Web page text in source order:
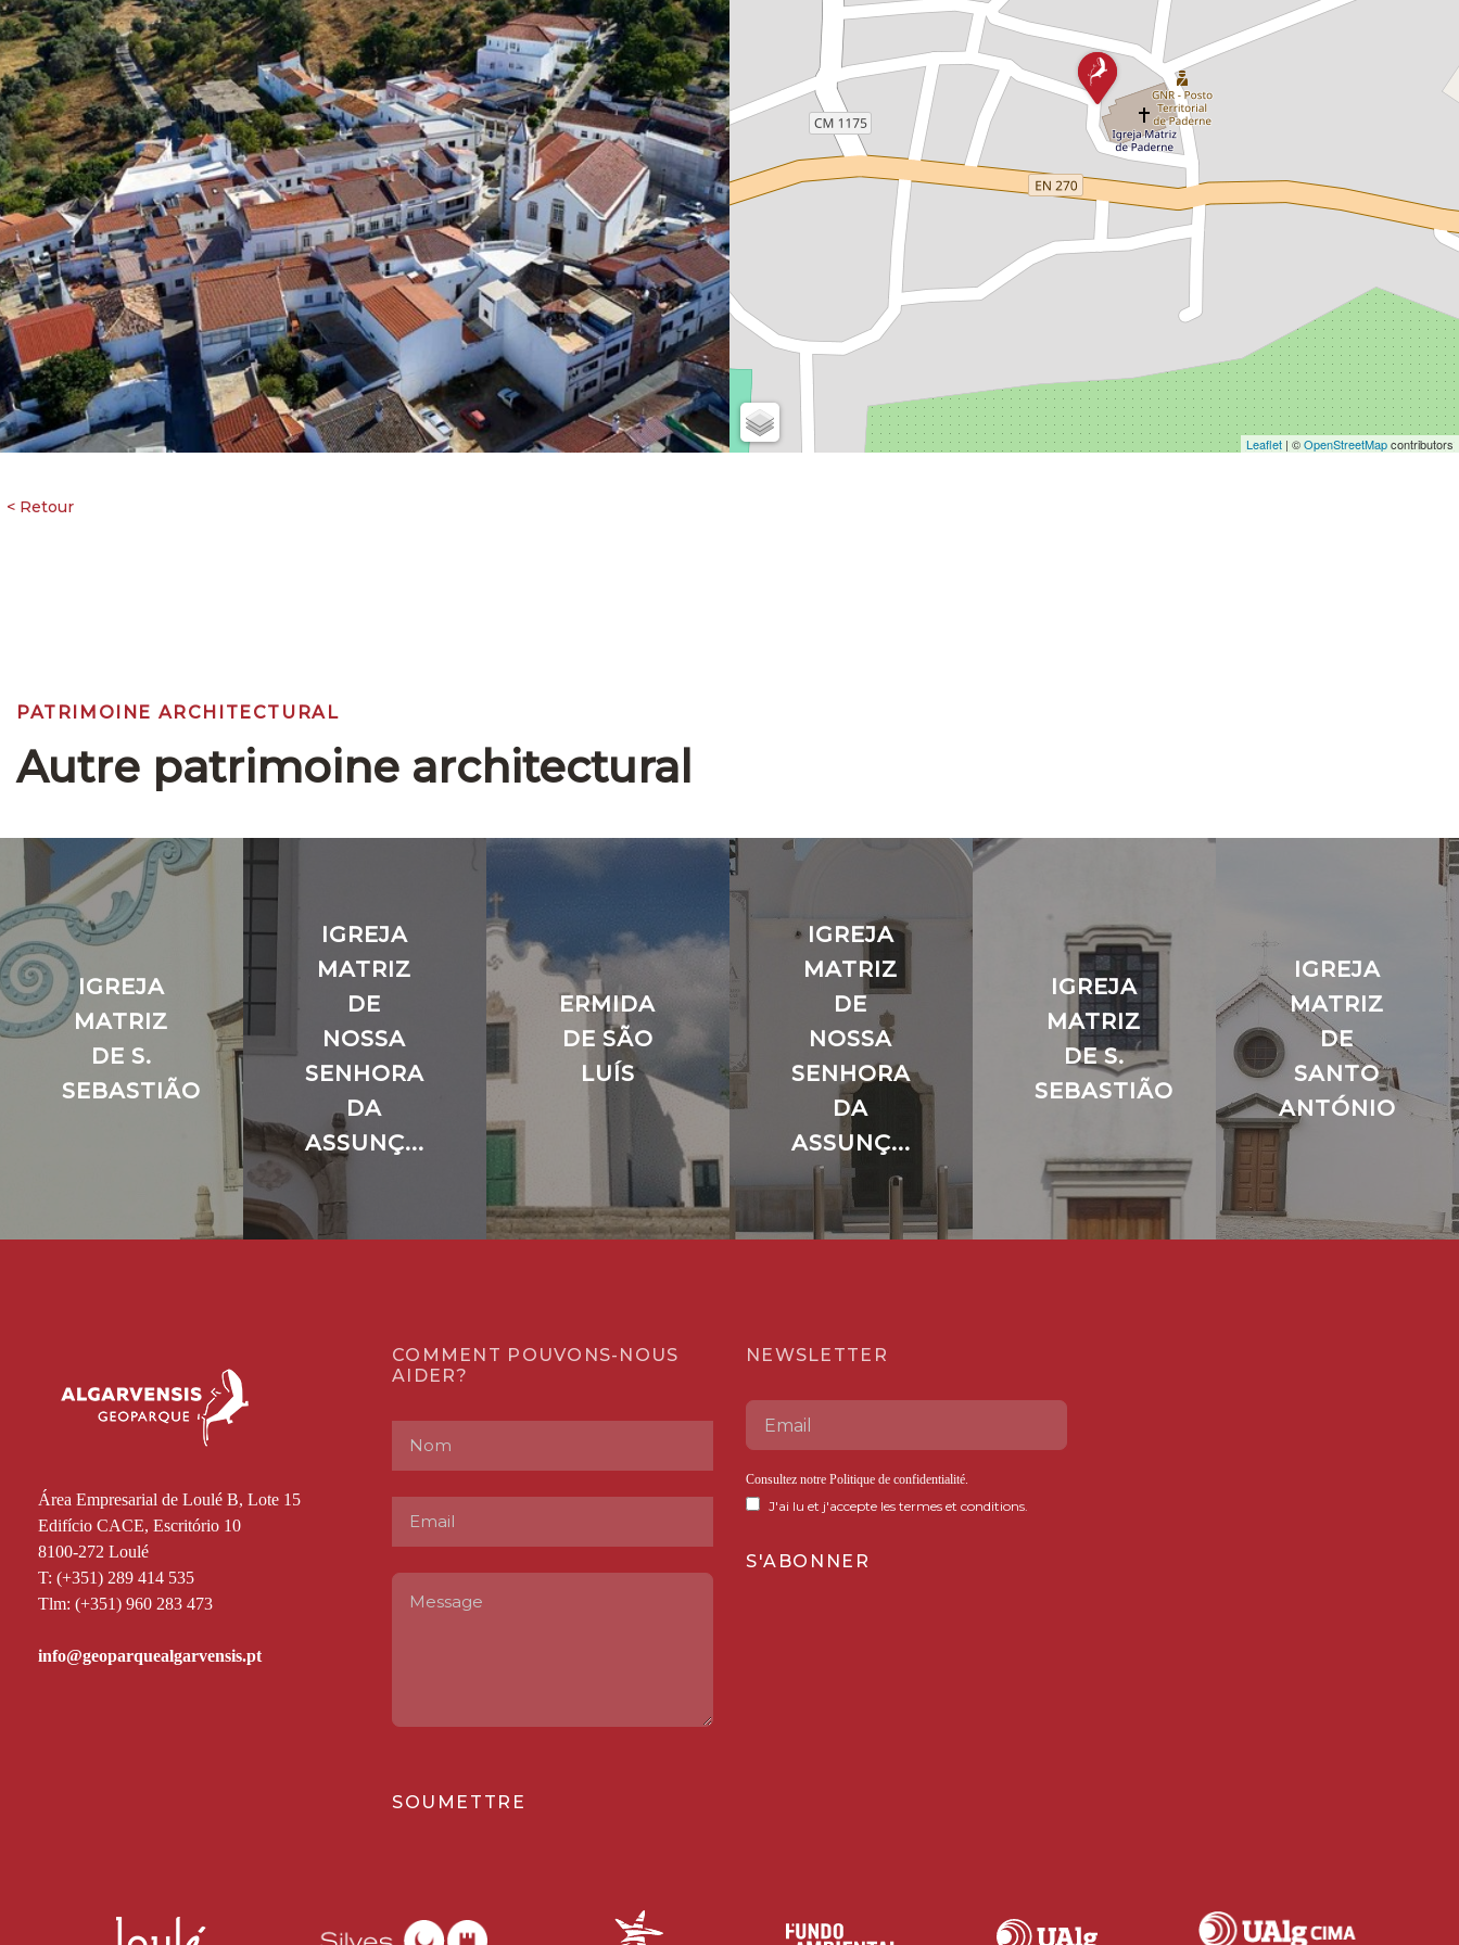
Leaflet | ©OpenStreetMapcontributors
PATRIMOINE ARCHITECTURAL
Autre patrimoine architectural
IGREJA
MATRIZ
DE S.
SEBASTIÃO
IGREJA
MATRIZ
DE
NOSSA
SENHORA
DA
ASSUNÇ...
ERMIDA
DE SÃO
LUÍS
IGREJA
MATRIZ
DE
NOSSA
SENHORA
DA
ASSUNÇ...
IGREJA
MATRIZ
DE S.
SEBASTIÃO
IGREJA
MATRIZ
DE
SANTO
ANTÓNIO
Área Empresarial de Loulé B, Lote 15
Edifício CACE, Escritório 10
8100-272 Loulé
T: (+351) 289 414 535
Tlm: (+351) 960 283 473
COMMENT POUVONS-NOUS
AIDER?
SOUMETTRE
NEWSLETTER
Consultez notre Politique de confidentialité.
J'ai lu et j'accepte les termes et conditions.